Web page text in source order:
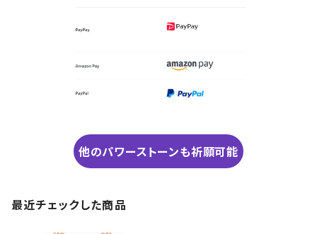
他のパワーストーンも祈願可能
最近チェックした商品